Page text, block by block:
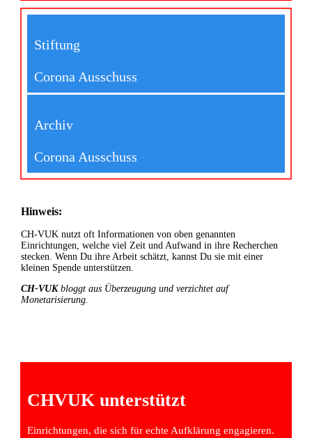
Stiftung
Corona Ausschuss
Archiv
Corona Ausschuss
Hinweis:
CH-VUK nutzt oft Informationen von oben genannten
Einrichtungen, welche viel Zeit und Aufwand in ihre Recherchen
stecken. Wenn Du ihre Arbeit schätzt, kannst Du sie mit einer
kleinen Spende unterstützen.
CH-VUKbloggt aus Überzeugung und verzichtet auf
Monetarisierung.
CHVUK unterstützt
Einrichtungen, die sich für echte Aufklärung engagieren.